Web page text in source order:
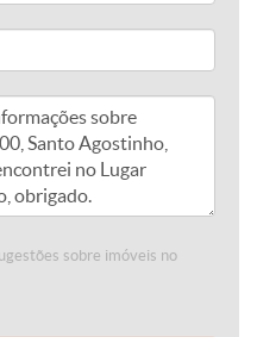
sobre imóveis no